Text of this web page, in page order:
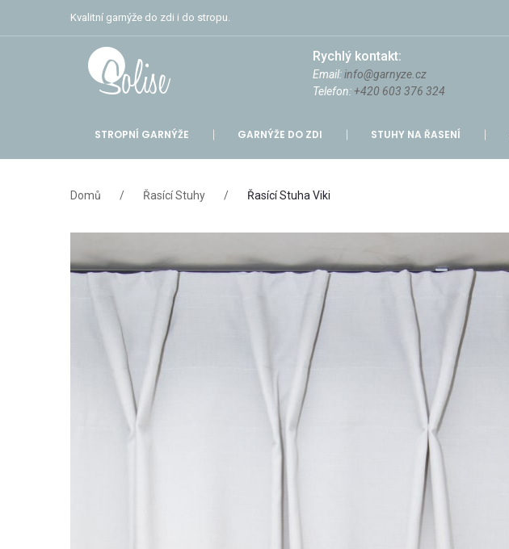
Kvalitní garnýže do zdi i do stropu.
Rychlý kontakt:
Email:info@garnyze.cz
Telefon:+420 603 376 324
STROPNÍ GARNÝŽE GARNÝŽE DO ZDI STUHY NA ŘASENÍ
Domů / Řasící Stuhy / Řasící Stuha Viki